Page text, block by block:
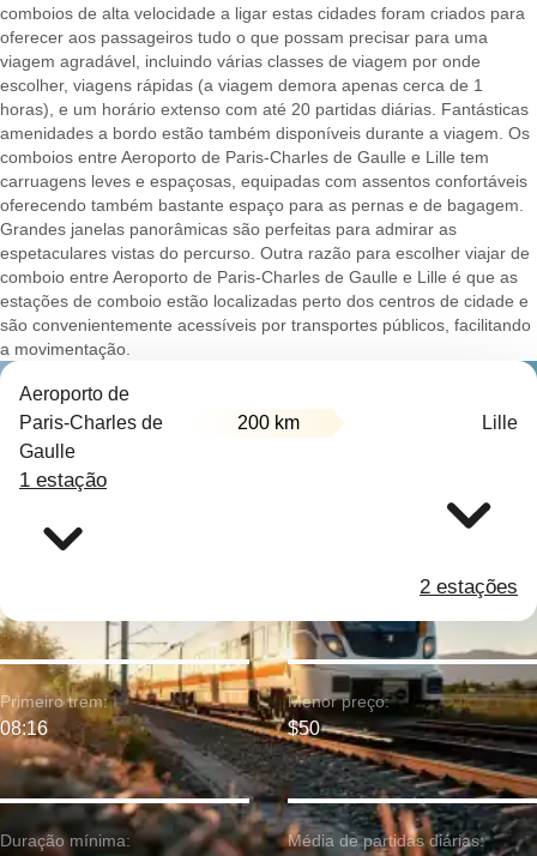
comboios de alta velocidade a ligar estas cidades foram criados para
oferecer aos passageiros tudo o que possam precisar para uma
viagem agradável, incluindo várias classes de viagem por onde
escolher, viagens rápidas (a viagem demora apenas cerca de 1
horas), e um horário extenso com até 20 partidas diárias. Fantásticas
amenidades a bordo estão também disponíveis durante a viagem. Os
comboios entre Aeroporto de Paris-Charles de Gaulle e Lille tem
carruagens leves e espaçosas, equipadas com assentos confortáveis
oferecendo também bastante espaço para as pernas e de bagagem.
Grandes janelas panorâmicas são perfeitas para admirar as
espetaculares vistas do percurso. Outra razão para escolher viajar de
comboio entre Aeroporto de Paris-Charles de Gaulle e Lille é que as
estações de comboio estão localizadas perto dos centros de cidade e
são convenientemente acessíveis por transportes públicos, facilitando
a movimentação.
Aeroporto de
Paris-Charles de
Gaulle
200 km Lille
1 estação
2 estações
Duração mínima:
Primeiro trem:
08:16
Menor preço:
$50
Média de partidas diárias: